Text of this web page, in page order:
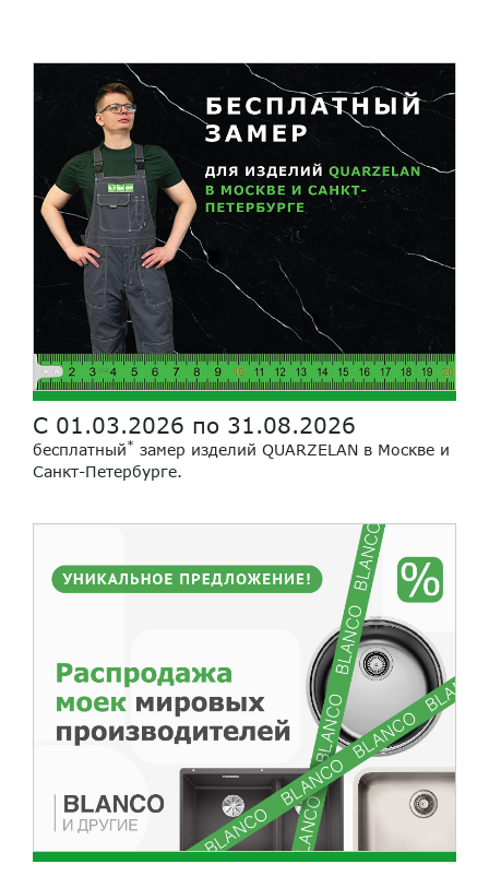
С 01.03.2026 по 31.08.2026
бесплатный* замер изделий QUARZELAN в Москве и
Санкт-Петербурге.